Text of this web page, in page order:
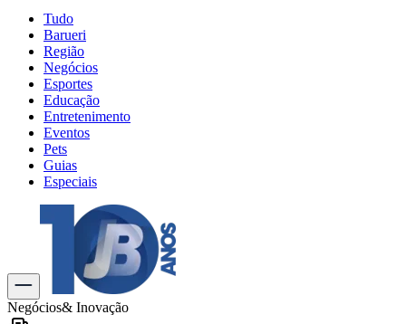
Tudo
Barueri
Região
Negócios
Esportes
Educação
Entretenimento
Eventos
Pets
Guias
Especiais
Explore Tudo
Últimas Notícias
Previsão do Tempo
Trânsito e Rotas
Dia a Dia & Lazer
Negócios& Inovação